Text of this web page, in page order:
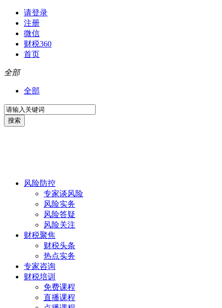
请登录
注册
微信
财税360
首页
全部
全部
风险防控
专家谈风险
风险实务
风险答疑
风险关注
财税聚焦
财税头条
热点实务
专家咨询
财税培训
免费课程
直播课程